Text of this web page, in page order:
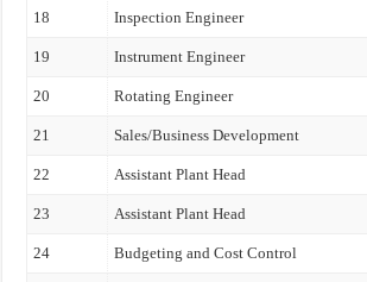
18 Inspection Engineer
19 Instrument Engineer
20 Rotating Engineer
21 Sales/Business Development
22 Assistant Plant Head
23 Assistant Plant Head
24 Budgeting and Cost Control